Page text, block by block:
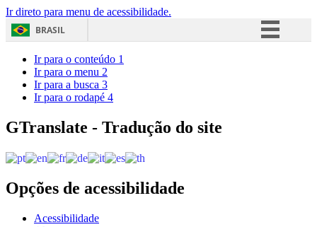
Ir direto para menu de acessibilidade.
BRASIL
Acesso à informação
Ir para o conteúdo 1
Ir para o menu 2
Ir para a busca 3
Ir para o rodapé 4
GTranslate - Tradução do site
Opções de acessibilidade
Acessibilidade